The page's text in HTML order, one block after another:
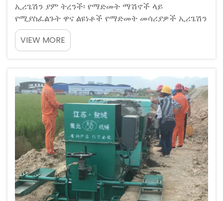
ኢሪጌሽን ያም ትረንች፡ የማድመት ማሽኖች ላይ
የሚያስፈልጉት ዋና ልዩነቶች የማድመት መሳሪያዎች ኢሪጌሽን
ወይም ትረንች ላይ እየሰሩ ከሆነ መምረጥ አለባቸው፣
ምክንያቱም የአሠራር ዝርዝሮቹ በጣም የተለያዩ ናቸው፡
“ትረንች” በተለይ በአጠቃላይ ብቻ ነው ... የሚጠቀሙት
VIEW MORE